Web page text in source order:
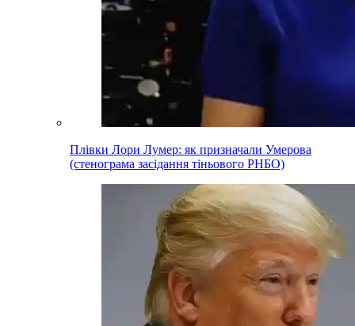
Плівки Лори Лумер: як призначали Умерова
(стенограма засідання тіньового РНБО)